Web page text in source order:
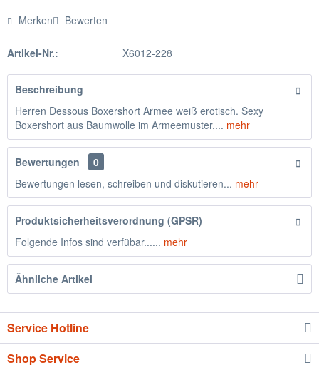
Merken Bewerten
Artikel-Nr.: X6012-228
Beschreibung
Herren Dessous Boxershort Armee weiß erotisch. Sexy
Boxershort aus Baumwolle im Armeemuster,... mehr
Bewertungen
0
Bewertungen lesen, schreiben und diskutieren... mehr
Produktsicherheitsverordnung (GPSR)
Folgende Infos sind verfübar...... mehr
Ähnliche Artikel
Service Hotline
Shop Service